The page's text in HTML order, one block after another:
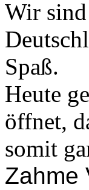
Wir
Spaß.
Heute
öffnet,
somit
Zahme